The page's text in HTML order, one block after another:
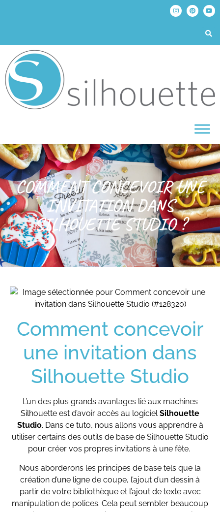
COMMENT CONCEVOIR UNE
INVITATION DANS
SILHOUETTE STUDIO ?
Comment concevoir
une invitation dans
Silhouette Studio
L’un des plus grands avantages lié aux machines
Silhouette est d’avoir accès au logicielSilhouette
Studio. Dans ce tuto, nous allons vous apprendre à
utiliser certains des outils de base de Silhouette Studio
pour créer vos propres invitations à une fête.
Nous aborderons les principes de base tels que la
création d’une ligne de coupe, l’ajout d’un dessin à
partir de votre bibliothèque et l’ajout de texte avec
manipulation de polices. Cela peut sembler beaucoup